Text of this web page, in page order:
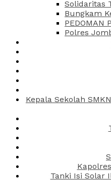
Solidaritas
Bungkam
PEDOMAN
Polres
Kepala Sekolah
Tanki Isi Solar